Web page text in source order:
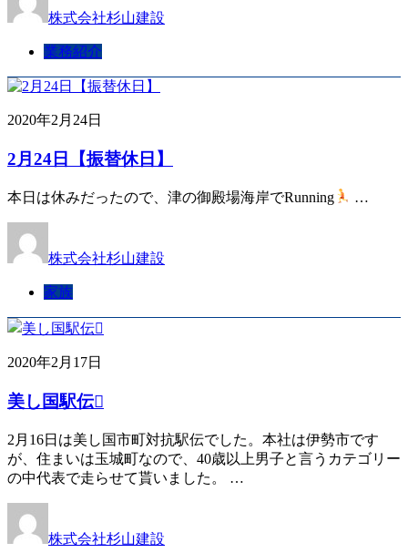
株式会社杉山建設
業務紹介
2020年2月24日
2月24日【振替休日】
本日は休みだったので、津の御殿場海岸でRunning …
株式会社杉山建設
家族
2020年2月17日
美し国駅伝
2月16日は美し国市町対抗駅伝でした。本社は伊勢市です
が、住まいは玉城町なので、40歳以上男子と言うカテゴリー
の中代表で走らせて貰いました。 …
株式会社杉山建設